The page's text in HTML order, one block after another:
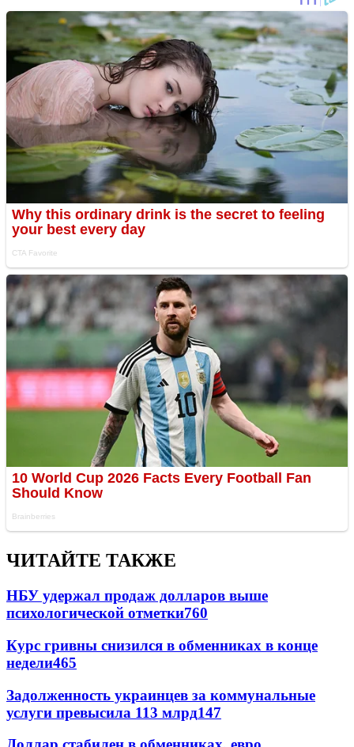
ЧИТАЙТЕ ТАКЖЕ
НБУ удержал продаж долларов выше
психологической отметки760
Курс гривны снизился в обменниках в конце
недели465
Задолженность украинцев за коммунальные
услуги превысила 113 млрд147